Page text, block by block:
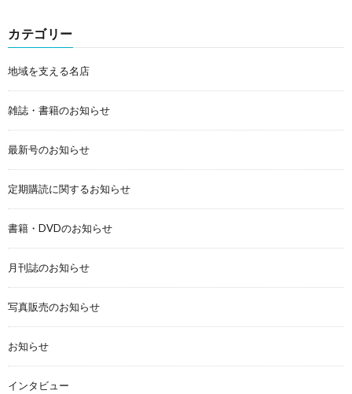
カテゴリー
地域を支える名店
雑誌・書籍のお知らせ
最新号のお知らせ
定期購読に関するお知らせ
書籍・DVDのお知らせ
月刊誌のお知らせ
写真販売のお知らせ
お知らせ
インタビュー